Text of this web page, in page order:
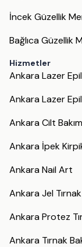
İncek Güzellik
Bağlıca Güzellik
Hizmetler
Ankara Lazer
Ankara Lazer
Ankara Cilt
Ankara İpek
Ankara Nail Art
Ankara Jel Tırnak
Ankara Protez
Ankara Tırnak